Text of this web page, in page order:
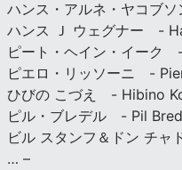
ハンス・アルネ・ヤコブ
ハンス Ｊ ウェグナー -
ピート・ヘイン・イーク
ピエロ・リッソーニ -
ひびの こづえ - Hibino
ピル・ブレデル - Pil
ビル スタンフ＆ドン チ
… –